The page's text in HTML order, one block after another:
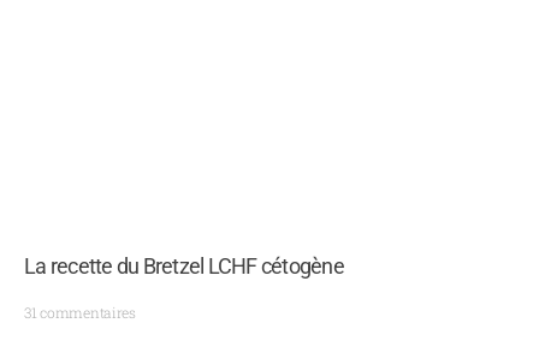
La recette du Bretzel LCHF cétogène
31 commentaires